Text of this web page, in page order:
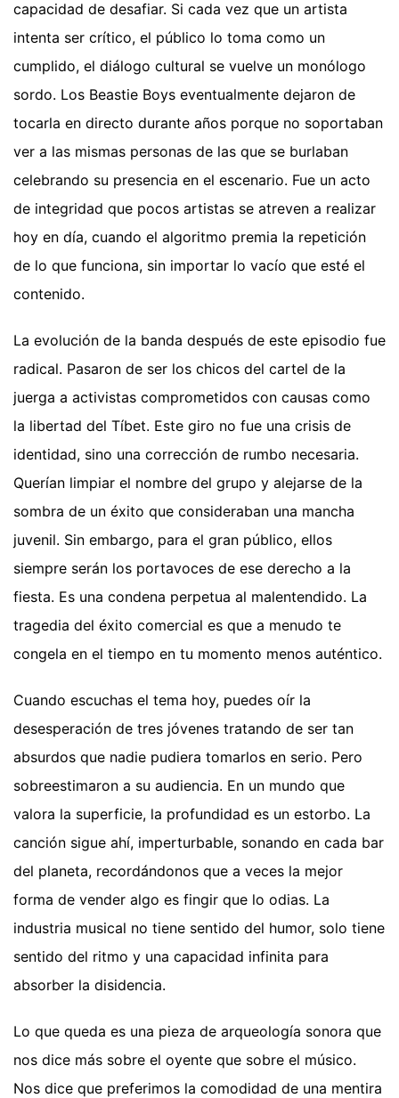
capacidad de desafiar. Si cada vez que un artista
intenta ser crítico, el público lo toma como un
cumplido, el diálogo cultural se vuelve un monólogo
sordo. Los Beastie Boys eventualmente dejaron de
tocarla en directo durante años porque no soportaban
ver a las mismas personas de las que se burlaban
celebrando su presencia en el escenario. Fue un acto
de integridad que pocos artistas se atreven a realizar
hoy en día, cuando el algoritmo premia la repetición
de lo que funciona, sin importar lo vacío que esté el
contenido.
La evolución de la banda después de este episodio fue
radical. Pasaron de ser los chicos del cartel de la
juerga a activistas comprometidos con causas como
la libertad del Tíbet. Este giro no fue una crisis de
identidad, sino una corrección de rumbo necesaria.
Querían limpiar el nombre del grupo y alejarse de la
sombra de un éxito que consideraban una mancha
juvenil. Sin embargo, para el gran público, ellos
siempre serán los portavoces de ese derecho a la
fiesta. Es una condena perpetua al malentendido. La
tragedia del éxito comercial es que a menudo te
congela en el tiempo en tu momento menos auténtico.
Cuando escuchas el tema hoy, puedes oír la
desesperación de tres jóvenes tratando de ser tan
absurdos que nadie pudiera tomarlos en serio. Pero
sobreestimaron a su audiencia. En un mundo que
valora la superficie, la profundidad es un estorbo. La
canción sigue ahí, imperturbable, sonando en cada bar
del planeta, recordándonos que a veces la mejor
forma de vender algo es fingir que lo odias. La
industria musical no tiene sentido del humor, solo tiene
sentido del ritmo y una capacidad infinita para
absorber la disidencia.
Lo que queda es una pieza de arqueología sonora que
nos dice más sobre el oyente que sobre el músico.
Nos dice que preferimos la comodidad de una mentira